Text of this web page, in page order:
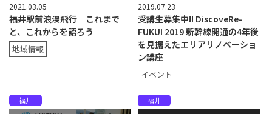
2021.03.05
福井駅前浪漫飛行—これまで
と、これからを語ろう
地域情報
2019.07.23
受講生募集中!! DiscoveRe-
FUKUI 2019 新幹線開通の4年後
を見据えたエリアリノベーショ
ン講座
イベント
福井 福井